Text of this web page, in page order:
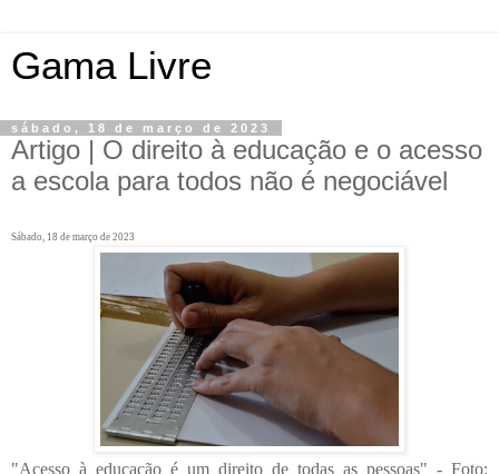
Gama Livre
sábado, 18 de março de 2023
Artigo | O direito à educação e o acesso
a escola para todos não é negociável
Sábado, 18 de março de 2023
"Acesso à educação é um direito de todas as pessoas" - Foto: